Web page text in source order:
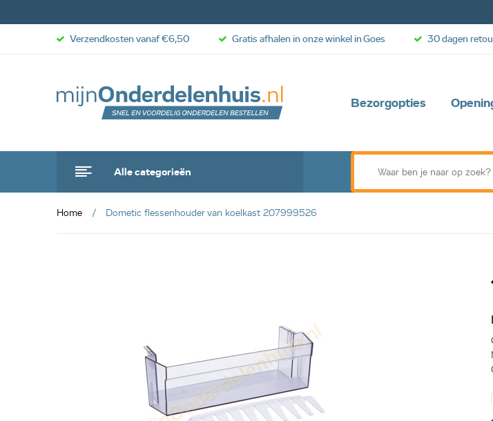
Bezorgopties
Alle categorieën
Verzendkosten vanaf €6,50 Gratis afhalen in onze winkel in Goes 30 dagen
Home Dometic flessenhouder van koelkast 207999526